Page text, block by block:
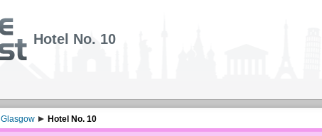
Hotel No. 10
Glasgow Hotel No. 10